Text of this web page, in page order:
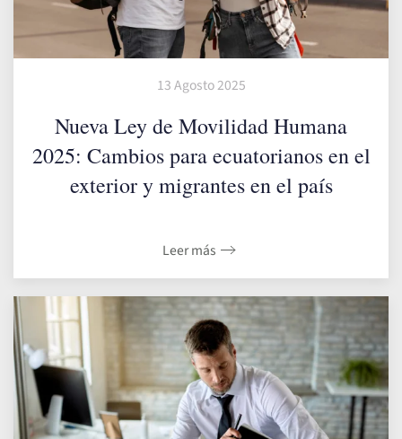
13 Agosto 2025
Nueva Ley de Movilidad Humana
2025: Cambios para ecuatorianos en el
exterior y migrantes en el país
Leer más